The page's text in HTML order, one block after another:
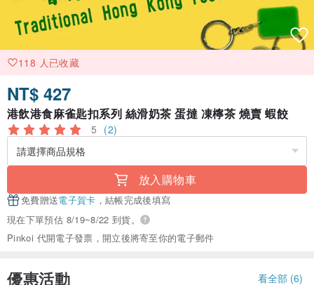
118 人已收藏
NT$ 427
港飲港食麻雀匙扣系列 絲滑奶茶 蛋撻 凍檸茶 燒賣 蝦餃
5 (2)
放入購物車
免費贈送電子賀卡 ，結帳完成後填寫
現在下單預估 8/19~8/22 到貨。
Pinkoi 代開電子發票，開立後將寄至你的電子郵件
優惠活動 看全部 (6)